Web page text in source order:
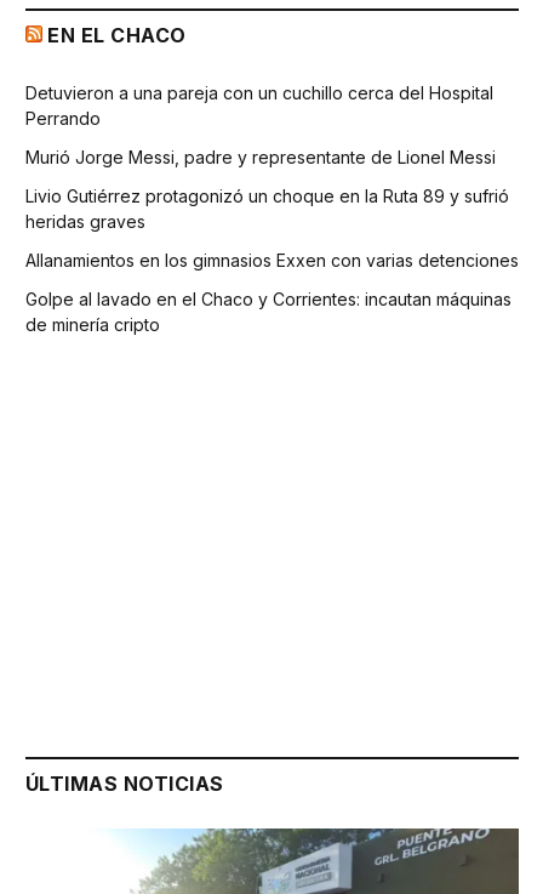
EN EL CHACO
Detuvieron a una pareja con un cuchillo cerca del Hospital
Perrando
Murió Jorge Messi, padre y representante de Lionel Messi
Livio Gutiérrez protagonizó un choque en la Ruta 89 y sufrió
heridas graves
Allanamientos en los gimnasios Exxen con varias detenciones
Golpe al lavado en el Chaco y Corrientes: incautan máquinas
de minería cripto
ÚLTIMAS NOTICIAS